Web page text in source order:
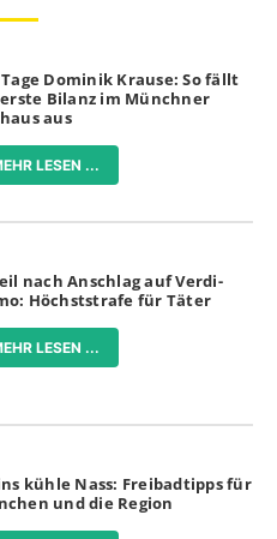
Tage Dominik Krause: So fällt
Bilanz im Münchner
aus
LESEN ...
nach Anschlag auf Verdi-
Höchststrafe für Täter
LESEN ...
kühle Nass: Freibadtipps für
und die Region